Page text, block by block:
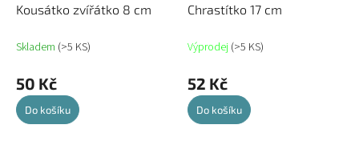
Kousátko zvířátko 8 cm
Skladem (>5 KS)
50 Kč
Do košíku
Chrastítko 17 cm
Výprodej (>5 KS)
52 Kč
Do košíku